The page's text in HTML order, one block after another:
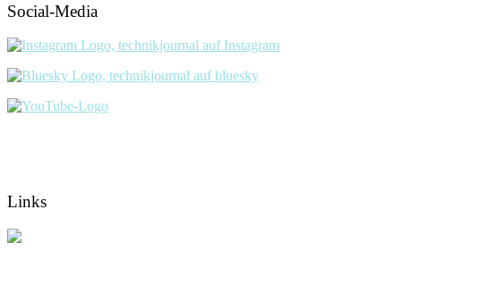
Social-Media
Links